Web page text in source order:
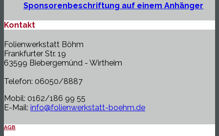
Sponsorenbeschriftung auf einem Anhänger
Kontakt
Folienwerkstatt Böhm
Frankfurter Str. 19
63599 Biebergemünd - Wirtheim
Telefon: 06050/8887
Mobil: 0162/186 99 55
E-Mail: info@folienwerkstatt-boehm.de
AGB